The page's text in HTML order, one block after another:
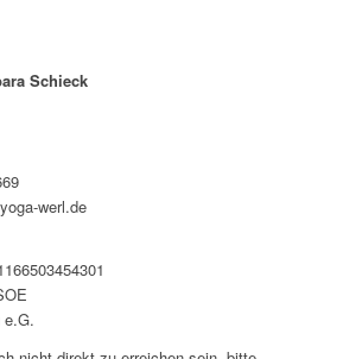
Schieck
werl.de
e.G.